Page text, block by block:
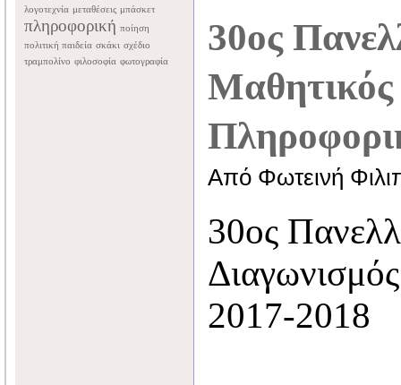
λογοτεχνία μεταθέσεις μπάσκετ
πληροφορική ποίηση
πολιτική παιδεία σκάκι σχέδιο
τραμπολίνο φιλοσοφία φωτογραφία
30ος
Μαθητικός
Από Φωτεινή
30ος
2017-2018